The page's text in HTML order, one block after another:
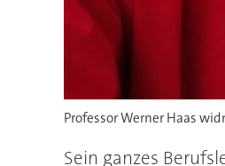
Professor Werner Haas
Sein ganzes